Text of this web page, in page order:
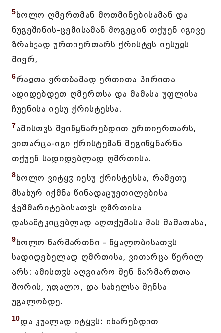
5ხოლო ღმერთმან მოთმინებისამან და
ნუგეშინის-ცემისამან მოგეცინ თქუენ იგივე
ზრახვად ურთიერთარს ქრისტეს იესუჲს
მიერ,
6რაჲთა ერთბამად ერთითა პირითა
ადიდებდეთ ღმერთსა და მამასა უფლისა
ჩუენისა იესუ ქრისტესსა.
7ამისთჳს შეიწყნარებდით ურთიერთარს,
ვითარცა-იგი ქრისტემან შეგიწყნარნა
თქუენ სადიდებლად ღმრთისა.
8ხოლო ვიტყჳ იესუ ქრისტესსა, რამეთუ
მსახურ იქმნა წინადაცუეთილებისა
ჭეშმარიტებისათჳს ღმრთისა
დასამტკიცებლად აღთქუმასა მას მამათასა,
9ხოლო წარმართნი - წყალობისათჳს
სადიდებელად ღმრთისა, ვითარცა წერილ
არს: ამისთჳს აღგიარო შენ წარმართთა
შორის, უფალო, და სახელსა შენსა
უგალობდე.
10და კუალად იტყჳს: იხარებდით